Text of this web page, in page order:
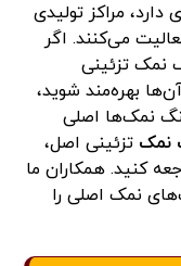
مراکز تولیدی
می‌کنند. اگر
نمک تزئینی
بهره‌مند شوید،
نمک‌ها اصلی
نمک تزئینی اصل،
کنید. همکاران ما
نمک اصلی را